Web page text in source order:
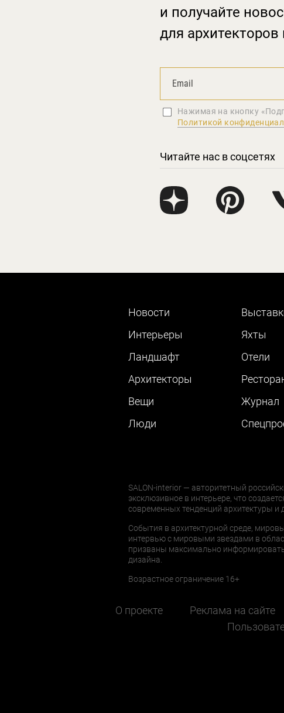
и получайте
для
Нажимая на кнопку
Политикой
Читайте нас в соцсетях
Новости
Интерьеры
Ландшафт
Архитекторы
Вещи
Люди
Яхты
Отели
Журнал
SALON-interior — авторитетный
эксклюзивное в интерьере, что
современных тенденций архитектуры и
События в архитектурной среде,
интервью с мировыми звездами в
призваны максимально информировать
дизайна.
Возрастное ограничение 16+
О проекте Реклама на сайте